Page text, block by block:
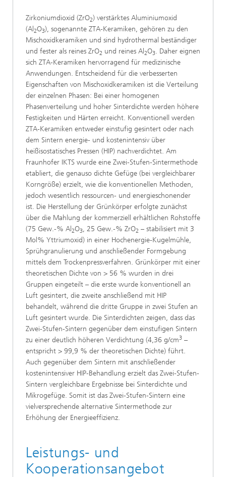
Zirkoniumdioxid (ZrO2) verstärktes Aluminiumoxid
(Al 2O3), sogenannte ZTA-Keramiken, gehören zu den
Mischoxidkeramiken und sind hydrothermal beständiger
und fester als reines ZrO2 und reines Al 2O3. Daher eignen
sich ZTA-Keramiken hervorragend für medizinische
Anwendungen. Entscheidend für die verbesserten
Eigenschaften von Mischoxidkeramiken ist die Verteilung
der einzelnen Phasen: Bei einer homogenen
Phasenverteilung und hoher Sinterdichte werden höhere
Festigkeiten und Härten erreicht. Konventionell werden
ZTA-Keramiken entweder einstufig gesintert oder nach
dem Sintern energie- und kostenintensiv über
heißisostatisches Pressen (HIP) nachverdichtet. Am
Fraunhofer IKTS wurde eine Zwei-Stufen-Sintermethode
etabliert, die genauso dichte Gefüge (bei vergleichbarer
Korngröße) erzielt, wie die konventionellen Methoden,
jedoch wesentlich ressourcen- und energieschonender
ist. Die Herstellung der Grünkörper erfolgte zunächst
über die Mahlung der kommerziell erhältlichen Rohstoffe
(75 Gew.-% Al 2O3, 25 Gew.-% ZrO2 – stabilisiert mit 3
Mol% Yttriumoxid) in einer Hochenergie-Kugelmühle,
Sprühgranulierung und anschließender Formgebung
mittels dem Trockenpressverfahren. Grünkörper mit einer
theoretischen Dichte von > 56 % wurden in drei
Gruppen eingeteilt – die erste wurde konventionell an
Luft gesintert, die zweite anschließend mit HIP
behandelt, während die dritte Gruppe in zwei Stufen an
Luft gesintert wurde. Die Sinterdichten zeigen, dass das
Zwei-Stufen-Sintern gegenüber dem einstufigen Sintern
zu einer deutlich höheren Verdichtung (4,36 g/cm3 –
entspricht > 99,9 % der theoretischen Dichte) führt.
Auch gegenüber dem Sintern mit anschließender
kostenintensiver HIP-Behandlung erzielt das Zwei-Stufen-
Sintern vergleichbare Ergebnisse bei Sinterdichte und
Mikrogefüge. Somit ist das Zwei-Stufen-Sintern eine
vielversprechende alternative Sintermethode zur
Erhöhung der Energieeffizienz.
Leistungs- und
Kooperationsangebot